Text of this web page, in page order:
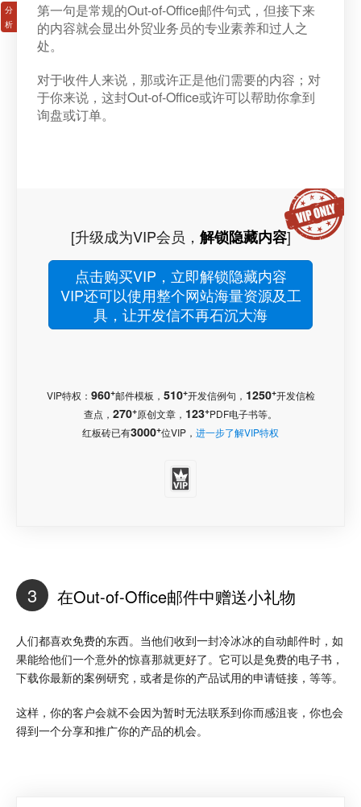
第一句是常规的Out-of-Office邮件句式，但接下来
的内容就会显出外贸业务员的专业素养和过人之
处。
对于收件人来说，那或许正是他们需要的内容；对
于你来说，这封Out-of-Office或许可以帮助你拿到
询盘或订单。
[升级成为VIP会员， 解锁隐藏内容]
点击购买VIP，立即解锁隐藏内容
VIP还可以使用整个网站海量资源及工
具，让开发信不再石沉大海
VIP特权： 960+邮件模板， 510+开发信例句， 1250+开发信检
查点， 270+原创文章， 123+PDF电子书等。
红板砖已有3000+位VIP， 进一步了解VIP特权
3 在Out-of-Office邮件中赠送小礼物
人们都喜欢免费的东西。当他们收到一封冷冰冰的自动邮件时，如
果能给他们一个意外的惊喜那就更好了。它可以是免费的电子书，
下载你最新的案例研究，或者是你的产品试用的申请链接，等等。
这样，你的客户会就不会因为暂时无法联系到你而感沮丧，你也会
得到一个分享和推广你的产品的机会。